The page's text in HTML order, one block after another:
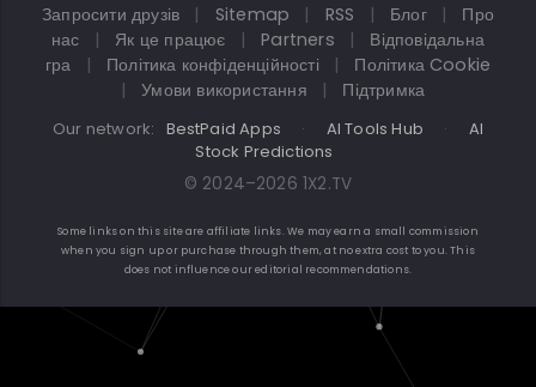
Запросити друзів | Sitemap | RSS | Блог |
Про
нас
| Як це працює | Partners |
Відповідальна
гра
| Політика конфіденційності |
Політика Cookie
|
Умови використання | Підтримка
Our network: BestPaid Apps · AI Tools Hub ·
AI
Stock Predictions
© 2024–2026 1X2.TV
Some links on this site are affiliate links. We may earn a small commission
when you sign up or purchase through them, at no extra cost to you. This
does not influence our editorial recommendations.